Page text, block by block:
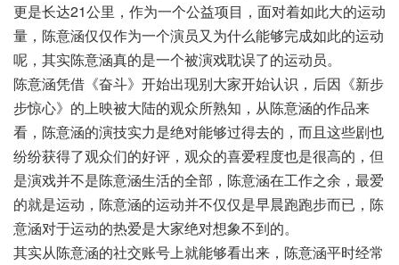
更是长达21公里，作为一个公益项目，面对着如此大的运动
量，陈意涵仅仅作为一个演员又为什么能够完成如此的运动
呢，其实陈意涵真的是一个被演戏耽误了的运动员。
陈意涵凭借《奋斗》开始出现别大家开始认识，后因《新步
步惊心》的上映被大陆的观众所熟知，从陈意涵的作品来
看，陈意涵的演技实力是绝对能够过得去的，而且这些剧也
纷纷获得了观众们的好评，观众的喜爱程度也是很高的，但
是演戏并不是陈意涵生活的全部，陈意涵在工作之余，最爱
的就是运动，陈意涵的运动并不仅仅是早晨跑跑步而已，陈
意涵对于运动的热爱是大家绝对想象不到的。
其实从陈意涵的社交账号上就能够看出来，陈意涵平时经常